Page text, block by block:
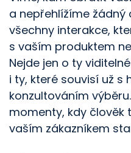
a nepřehlížíme žádný
všechny interakce,
s vaším produktem
Nejde jen o ty
i ty, které souvisí už s
konzultováním
momenty, kdy člověk
vaším zákazníkem